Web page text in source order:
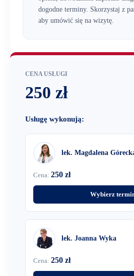
dogodne terminy. Skorzystaj z
aby umówić się na wizytę.
CENA USŁUGI
250 zł
Usługę wykonują:
lek. Magdalena
Cena: 250 zł
Wybierz
lek. Joanna Wyka
Cena: 250 zł